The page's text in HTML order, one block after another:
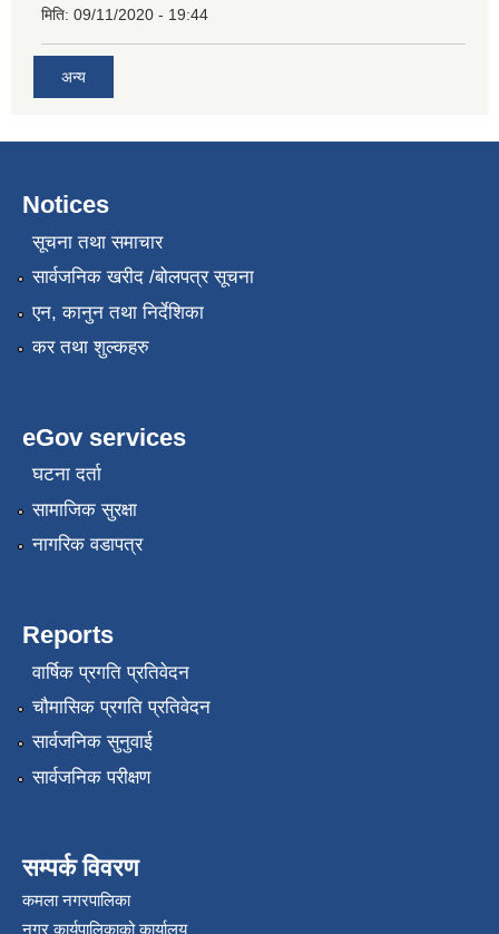
मिति: 09/11/2020 - 19:44
अन्य
Notices
सूचना तथा समाचार
सार्वजनिक खरीद /बोलपत्र सूचना
एन, कानुन तथा निर्देशिका
कर तथा शुल्कहरु
eGov services
घटना दर्ता
सामाजिक सुरक्षा
नागरिक वडापत्र
Reports
वार्षिक प्रगति प्रतिवेदन
चौमासिक प्रगति प्रतिवेदन
सार्वजनिक सुनुवाई
सार्वजनिक परीक्षण
सम्पर्क विवरण
कमला नगरपालिका
नगर कार्यपालिकाको कार्यालय